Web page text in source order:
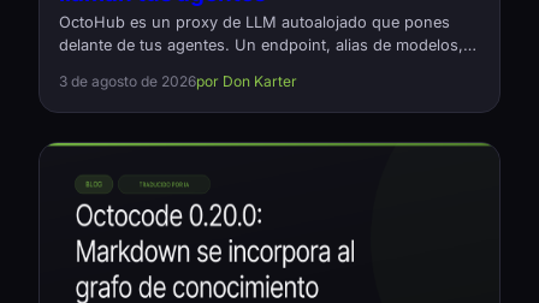
OctoHub es un proxy de LLM autoalojado que pones
delante de tus agentes. Un endpoint, alias de modelos,
petición que salió y cuánto costó. Código abierto, Rust,
Apache-2.0.
3 de agosto de 2026por Don Karter